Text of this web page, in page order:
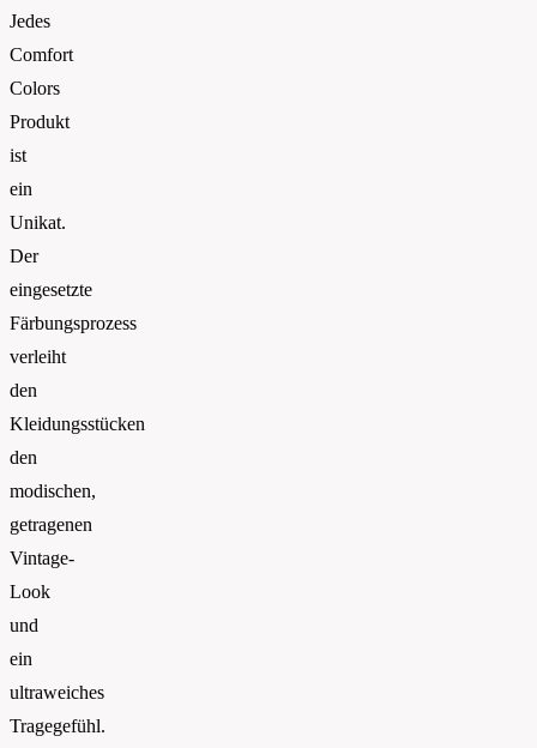
Jedes
Comfort
Colors
Produkt
ist
ein
Unikat.
Der
eingesetzte
Färbungsprozess
verleiht
den
Kleidungsstücken
den
modischen,
getragenen
Vintage-
Look
und
ein
ultraweiches
Tragegefühl.